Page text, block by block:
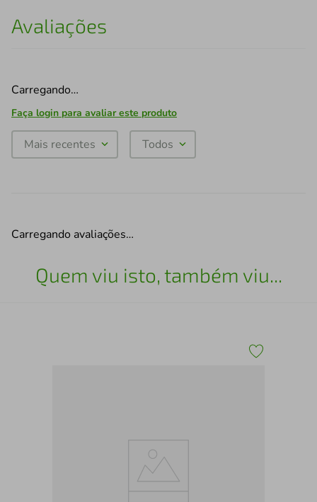
Avaliações
Carregando…
Faça login para avaliar este produto
Mais recentes Todos
Carregando avaliações…
Quem viu isto, também viu...